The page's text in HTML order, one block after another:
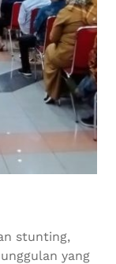
stunting,
yang